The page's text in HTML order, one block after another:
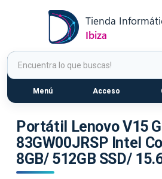
Menú Acceso
Portátil Lenovo V15
83GW00JRSP Intel
8GB/ 512GB SSD/